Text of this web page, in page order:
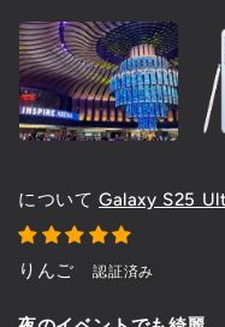
Galaxy S25
りんご